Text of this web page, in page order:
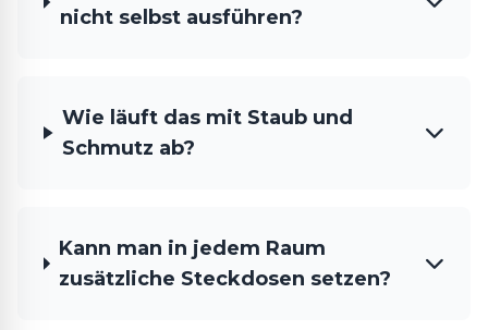
nicht selbst ausführen?
Wie läuft das mit Staub und
Schmutz ab?
Kann man in jedem Raum
zusätzliche Steckdosen setzen?